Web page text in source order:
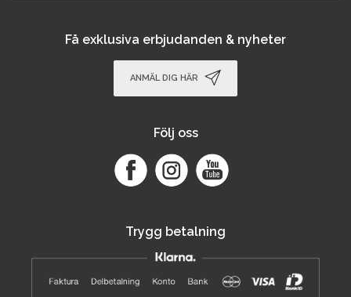
Få exklusiva erbjudanden & nyheter
ANMÄL DIG HÄR
Följ oss
Trygg betalning